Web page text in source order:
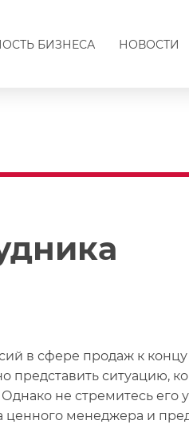
БИЗНЕСА НОВОСТИ
в сфере продаж к концу
представить ситуацию,
не стремитесь его
ценного менеджера и